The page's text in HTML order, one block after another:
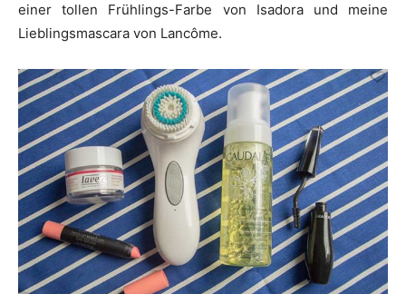
einer tollen Frühlings-Farbe von Isadora und meine
Lieblingsmascara von Lancôme.